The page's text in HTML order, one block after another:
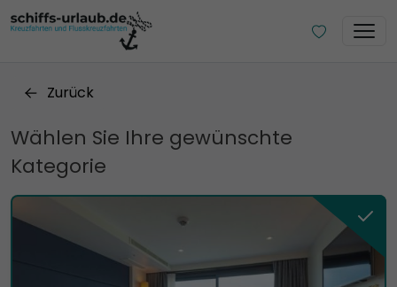
Zurück
Wählen Sie Ihre gewünschte
Kategorie